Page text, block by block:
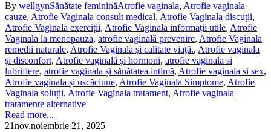
By wellgynSănătate femininăAtrofie vaginala, Atrofie vaginala
cauze, Atrofie Vaginala consult medical, Atrofie Vaginala discuții,
Atrofie Vaginala exerciții, Atrofie Vaginala informații utile, Atrofie
Vaginala la menopauza, atrofie vaginală prevenire, Atrofie Vaginala
remedii naturale, Atrofie Vaginala și calitate viață., Atrofie vaginala
și disconfort, Atrofie vaginală și hormoni, atrofie vaginala si
lubrifiere, atrofie vaginala și sănătatea intimă, Atrofie vaginala si sex,
Atrofie vaginala și uscăciune, Atrofie Vaginala Simptome, Atrofie
Vaginala soluții, Atrofie Vaginala tratament, Atrofie vaginala
tratamente alternative
Read more...
21nov.noiembrie 21, 2025